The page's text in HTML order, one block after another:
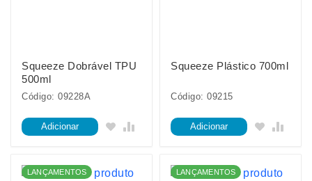
Squeeze Dobrável TPU
500ml
Código: 09228A
Adicionar
Squeeze Plástico 700ml
Código: 09215
Adicionar
LANÇAMENTOS LANÇAMENTOS